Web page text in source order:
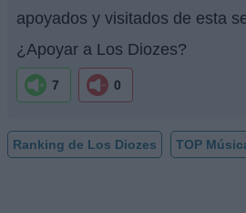
apoyados y visitados de esta
¿Apoyar a Los Diozes?
7 0
Ranking de Los Diozes TOP